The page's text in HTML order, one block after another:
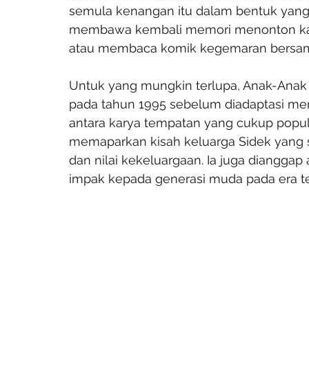
semula kenangan itu dalam bentuk
membawa kembali memori menonton
atau membaca komik kegemaran
Untuk yang mungkin terlupa, Anak-
pada tahun 1995 sebelum diadaptasi
antara karya tempatan yang cukup
memaparkan kisah keluarga Sidek
dan nilai kekeluargaan. Ia juga
impak kepada generasi muda pada era